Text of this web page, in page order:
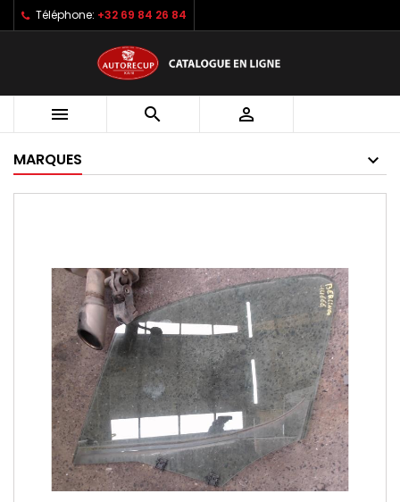
Téléphone: +32 69 84 26 84
  
MARQUES